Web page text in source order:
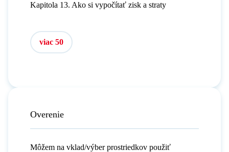
Kapitola 13. Ako si vypočítať zisk a straty
viac 50
Overenie
Môžem na vklad/výber prostriedkov použiť